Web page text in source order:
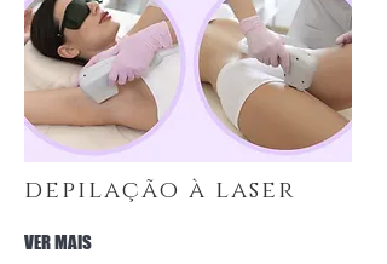
depilação à laser
VER MAIS